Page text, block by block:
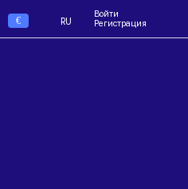
€ RU
Войти
Регистрация